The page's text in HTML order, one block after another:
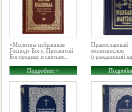
«Молитвы избранныя
Господу Богу, Пресвятой
Богородице и святым...
Подробнее >
Православный
молитвослов
(гражданский